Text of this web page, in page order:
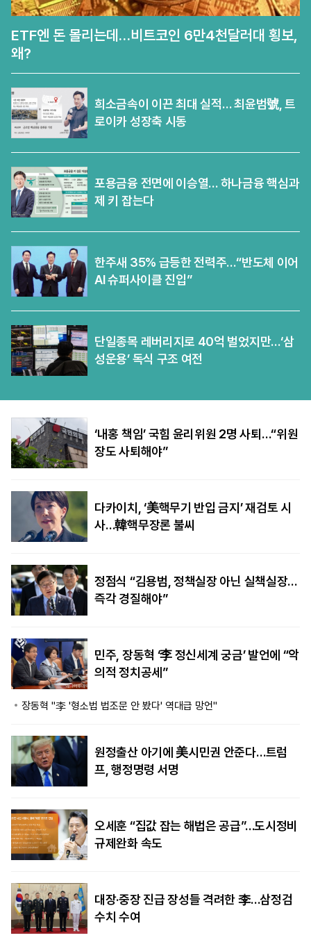
ETF엔 돈 몰리는데…비트코인 6만4천달러대 횡보,
왜?
희소금속이 이끈 최대 실적… 최윤범號, 트
로이카 성장축 시동
포용금융 전면에 이승열… 하나금융 핵심과
제 키 잡는다
한주새 35% 급등한 전력주…“반도체 이어
AI 슈퍼사이클 진입”
단일종목 레버리지로 40억 벌었지만…‘삼
성운용’ 독식 구조 여전
‘내홍 책임’ 국힘 윤리위원 2명 사퇴…“위원
장도 사퇴해야”
다카이치, ‘美핵무기 반입 금지’ 재검토 시
사…韓핵무장론 불씨
정점식 “김용범, 정책실장 아닌 실책실장…
즉각 경질해야”
민주, 장동혁 ‘李 정신세계 궁금’ 발언에 “악
의적 정치공세”
장동혁 "李 '형소법 법조문 안 봤다' 역대급 망언"
원정출산 아기에 美시민권 안준다…트럼
프, 행정명령 서명
오세훈 “집값 잡는 해법은 공급”…도시정비
규제완화 속도
대장·중장 진급 장성들 격려한 李…삼정검
수치 수여